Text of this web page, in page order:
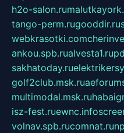
h2o-salon.ru
tango-perm.rugooddir.ru
webkrasotki.com
ankou.spb.rualvesta1.ru
sakhatoday.ru
golf2club.msk.ru
multimodal.msk.ru
isz-fest.ruewnc.info
volnav.spb.rucomnat.ru